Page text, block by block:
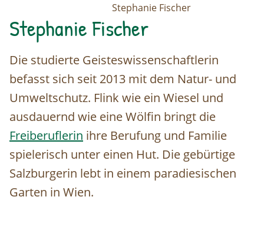
Stephanie Fischer
Stephanie Fischer
Die studierte Geisteswissenschaftlerin
befasst sich seit 2013 mit dem Natur- und
Umweltschutz. Flink wie ein Wiesel und
ausdauernd wie eine Wölfin bringt die
Freiberuflerin ihre Berufung und Familie
spielerisch unter einen Hut. Die gebürtige
Salzburgerin lebt in einem paradiesischen
Garten in Wien.